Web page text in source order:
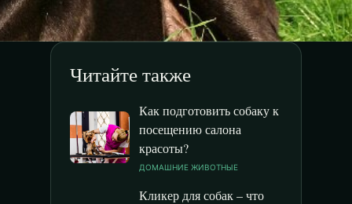
Читайте также
Как подготовить собаку к
посещению салона
красоты?
ДОМАШНИЕ ЖИВОТНЫЕ
Кликер для собак – что